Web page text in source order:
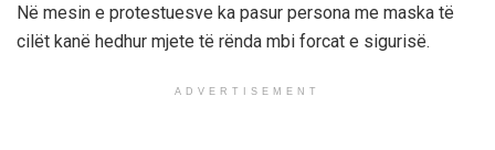
Në mesin e protestuesve ka pasur persona me maska të
cilët kanë hedhur mjete të rënda mbi forcat e sigurisë.
ADVERTISEMENT